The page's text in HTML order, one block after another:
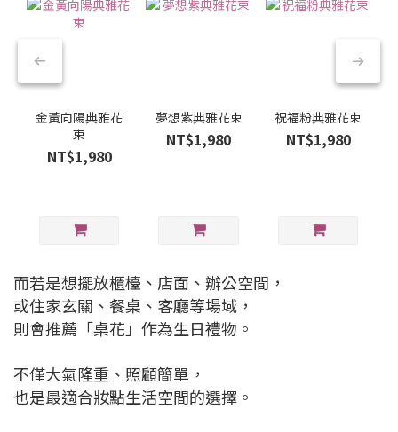
金黃向陽典雅花
束
NT$1,980
夢想紫典雅花束
NT$1,980
祝福粉典雅花束
NT$1,980
而若是想擺放櫃檯、店面、辦公空間，
或住家玄關、餐桌、客廳等場域，
則會推薦「桌花」作為生日禮物。
不僅大氣隆重、照顧簡單，
也是最適合妝點生活空間的選擇。